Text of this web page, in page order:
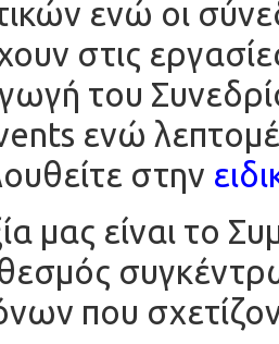
ενώ οι
στις
του
ενώ
στην
μας είναι το
που